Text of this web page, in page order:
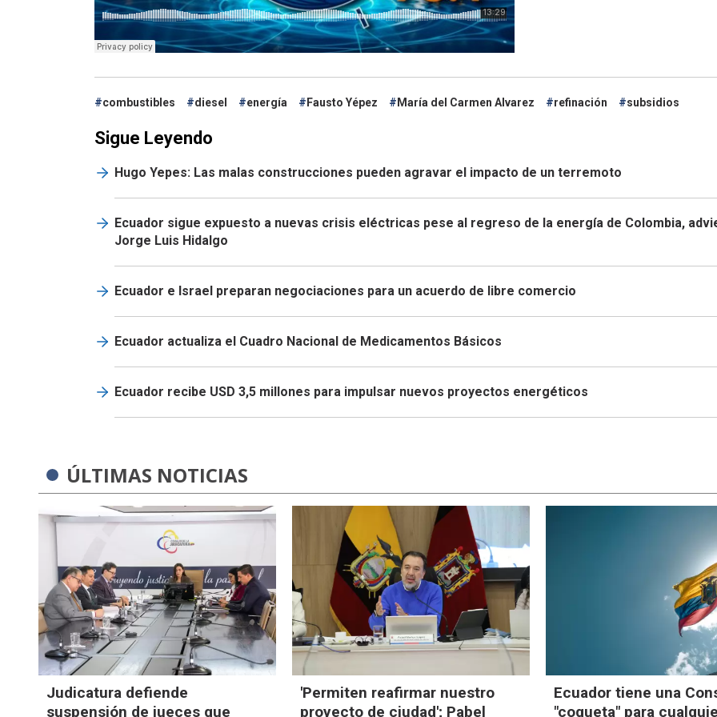
combustibles diesel energía Fausto Yépez María del Carmen Alvarez refinación subsidios
Sigue Leyendo
Hugo Yepes: Las malas construcciones pueden agravar el impacto de un terremoto
Ecuador sigue expuesto a nuevas crisis eléctricas pese al regreso de la energía de Colombia,
Jorge Luis Hidalgo
Ecuador e Israel preparan negociaciones para un acuerdo de libre comercio
Ecuador actualiza el Cuadro Nacional de Medicamentos Básicos
Ecuador recibe USD 3,5 millones para impulsar nuevos proyectos energéticos
ÚLTIMAS NOTICIAS
Judicatura defiende
suspensión de jueces que
'Permiten reafirmar nuestro
proyecto de ciudad'; Pabel
Ecuador tiene una
"coqueta" para